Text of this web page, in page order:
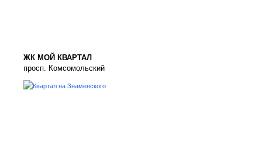
ЖК МОЙ КВАРТАЛ
просп. Комсомольский